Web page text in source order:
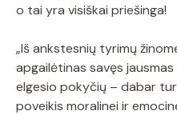
o tai yra visiškai priešinga!
„Iš ankstesnių tyrimų
apgailėtinas savęs
elgesio pokyčių – dabar
poveikis moralinei ir